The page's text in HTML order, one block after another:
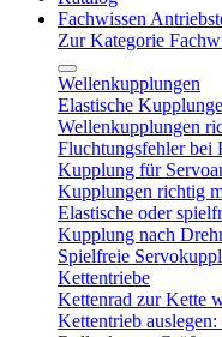
Fachwissen
Zur Kategorie
Wellenkupplungen
Elastische
Wellenkupplungen
Fluchtungsfehler bei
Kupplung für
Kupplungen richtig
Elastische oder
Kupplung nach
Spielfreie
Kettentriebe
Kettenrad zur Kette
Kettentrieb